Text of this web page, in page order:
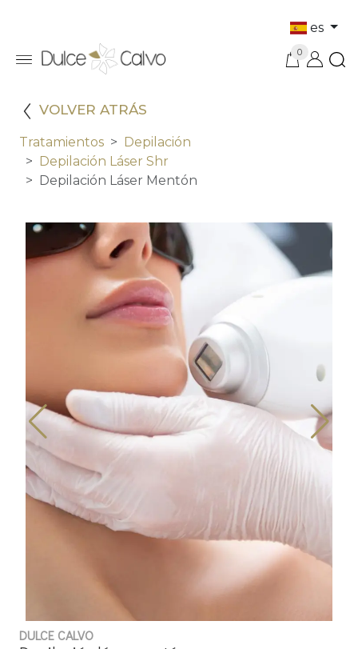
es
0
VOLVER ATRÁS
Tratamientos
Depilación
Depilación Láser Shr
Depilación Láser Mentón
DULCE CALVO